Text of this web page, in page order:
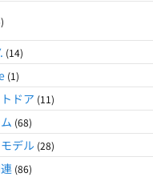
(14)
(1)
ドア (11)
(68)
デル (28)
(86)